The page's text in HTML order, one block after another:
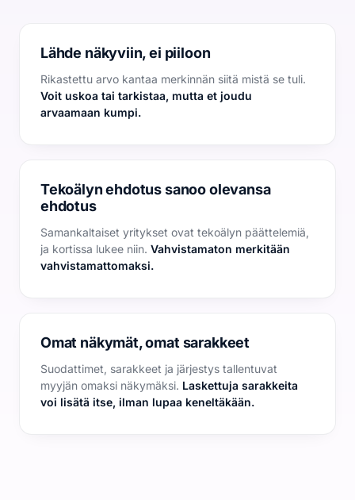
Lähde näkyviin, ei piiloon
Rikastettu arvo kantaa merkinnän siitä mistä se tuli.
Voit uskoa tai tarkistaa, mutta et joudu
arvaamaan kumpi.
Tekoälyn ehdotus sanoo olevansa
ehdotus
Samankaltaiset yritykset ovat tekoälyn päättelemiä,
ja kortissa lukee niin. Vahvistamaton merkitään
vahvistamattomaksi.
Omat näkymät, omat sarakkeet
Suodattimet, sarakkeet ja järjestys tallentuvat
myyjän omaksi näkymäksi. Laskettuja sarakkeita
voi lisätä itse, ilman lupaa keneltäkään.